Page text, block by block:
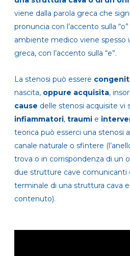
viene dalla parola greca che
pronuncia con l’accento sulla
ambiente medico viene spesso
greca, con l’accento sulla “e”.
La stenosi può essere
nascita, oppure acquisita,
cause delle stenosi acquisite vi
infiammatori, traumi e
teorica può esserci una stenosi
canale naturale o sfintere
trova o in corrispondenza di un
due strutture cave comunicanti
terminale di una struttura cava
contenuto).